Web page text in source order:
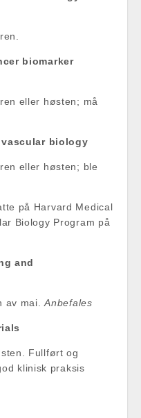
biomarker
eller høsten; må
vascular biology
eller høsten; ble
på Harvard Medical
Biology Program på
and
av mai.Anbefales
Fullført og
klinisk praksis